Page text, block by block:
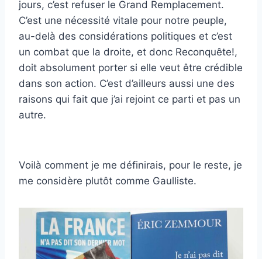
jours, c’est refuser le Grand Remplacement.
C’est une nécessité vitale pour notre peuple,
au-delà des considérations politiques et c’est
un combat que la droite, et donc Reconquête!,
doit absolument porter si elle veut être crédible
dans son action. C’est d’ailleurs aussi une des
raisons qui fait que j’ai rejoint ce parti et pas un
autre.
Voilà comment je me définirais, pour le reste, je
me considère plutôt comme Gaulliste.